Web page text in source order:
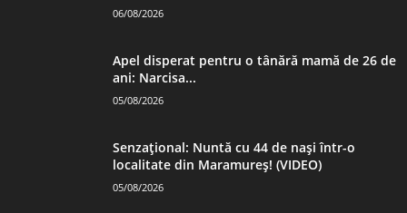
06/08/2026
Apel disperat pentru o tânără mamă de 26 de
ani: Narcisa...
05/08/2026
Senzațional: Nuntă cu 44 de nași într-o
localitate din Maramureș! (VIDEO)
05/08/2026